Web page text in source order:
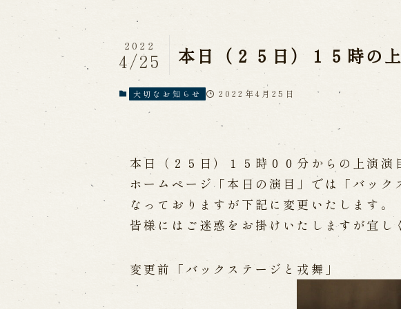
人間国宝 故鶴澤友路師匠
淡路人形浄瑠璃を受け継いで
公演情報
近日開催の公演
出張公演
出張公演 学校公演 海外旅行客向け特別公演「くに
歴史
本日（２５日）１５時の
2022
4/25
大切なお知らせ 2022年4月25日
本日（２５日）１５時００分からの上演演
ホームページ「本日の演目」では「バック
なっておりますが下記に変更いたします。
皆様にはご迷惑をお掛けいたしますが宜し
変更前「バックステージと戎舞」